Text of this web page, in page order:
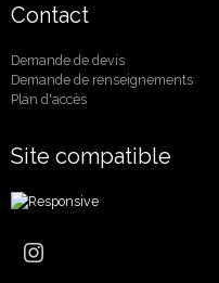
Contact
Demande de devis
Demande de renseignements
Plan d'accès
Site compatible